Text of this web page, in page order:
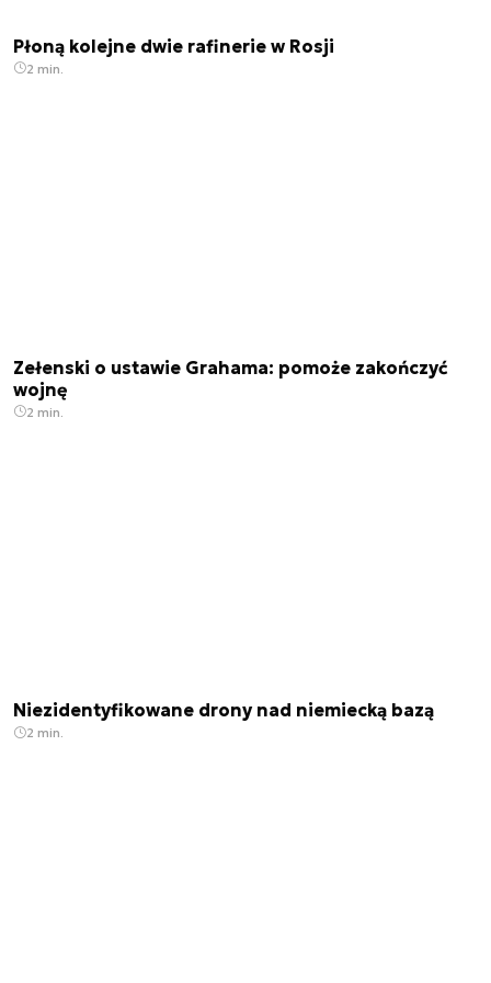
Płoną kolejne dwie rafinerie w Rosji
2 min.
Zełenski o ustawie Grahama: pomoże zakończyć
wojnę
2 min.
Niezidentyfikowane drony nad niemiecką bazą
2 min.